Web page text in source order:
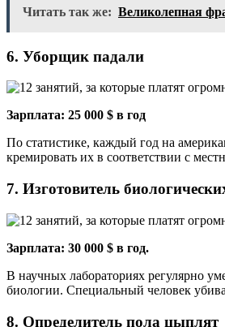
Читать так же: Великолепная
6. Уборщик падали
Зарплата: 25 000 $ в год
По статистике, каждый год на
кремировать их в соответствии с
7. Изготовитель
Зарплата: 30 000 $ в год.
В научных лабораториях регулярно
биологии. Специальный человек
8. Определитель пола цыплят